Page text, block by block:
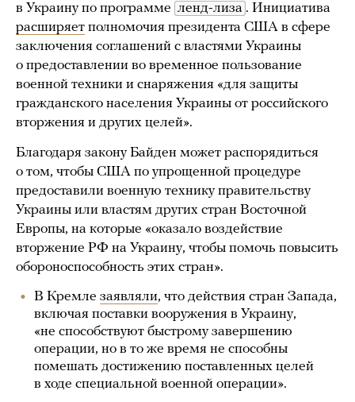
в Украину по программе ленд-лиза . Инициатива
расширяет полномочия президента США в сфере
заключения соглашений с властями Украины
о предоставлении во временное пользование
военной техники и снаряжения «для защиты
гражданского населения Украины от российского
вторжения и других целей».
Благодаря закону Байден может распорядиться
о том, чтобы США по упрощенной процедуре
предоставили военную технику правительству
Украины или властям других стран Восточной
Европы, на которые «оказало воздействие
вторжение РФ на Украину, чтобы помочь повысить
обороноспособность этих стран».
В Кремле заявляли, что действия стран Запада,
включая поставки вооружения в Украину,
«не способствуют быстрому завершению
операции, но в то же время не способны
помешать достижению поставленных целей
в ходе специальной военной операции».